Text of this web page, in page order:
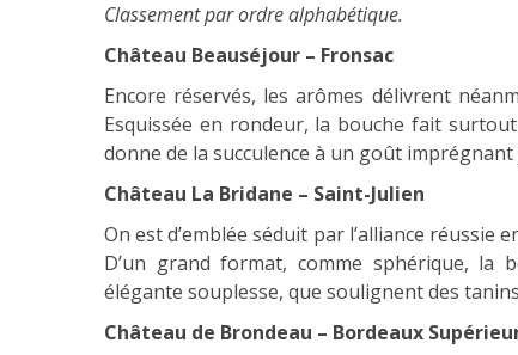
Classement par ordre alphabétique.
Château Beauséjour – Fronsac
Encore réservés, les arômes délivrent
Esquissée en rondeur, la bouche fait
donne de la succulence à un goût imprégnant
Château La Bridane – Saint-Julien
On est d’emblée séduit par l’alliance
D’un grand format, comme sphérique, la
élégante souplesse, que soulignent des
Château de Brondeau – Bordeaux